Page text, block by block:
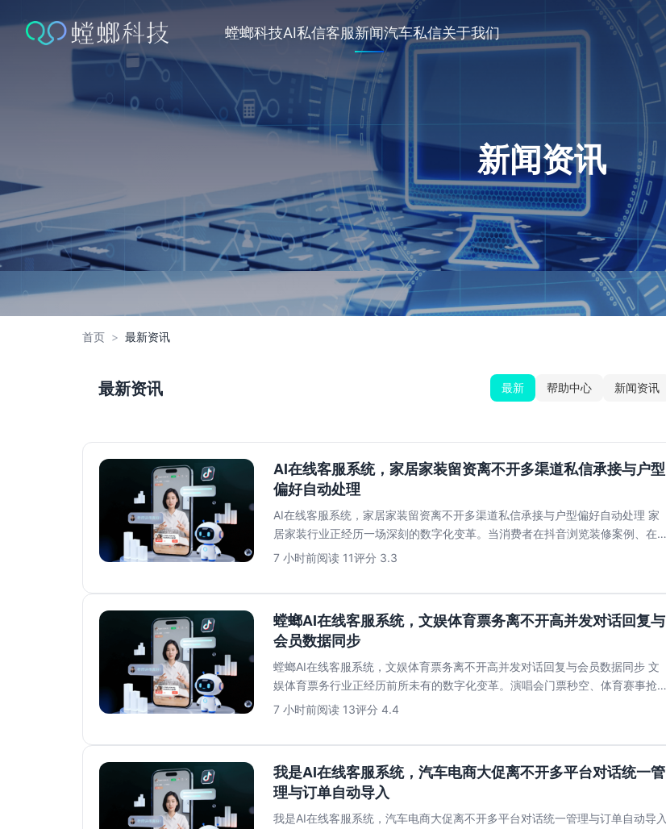
转
螳螂科技AI私信客服新闻汽车私信关于我们
新闻资讯
首页 > 最新资讯
最新资讯 最新 帮助中心 新闻资讯
AI在线客服系统，家居家装留资离不开多渠道私信承接与户型
偏好自动处理
AI在线客服系统，家居家装留资离不开多渠道私信承接与户型偏好自动处理 家
居家装行业正经历一场深刻的数字化变革。当消费者在抖音浏览装修案例、在小
红书收藏家居灵感、...
7 小时前阅读 11评分 3.3
螳螂AI在线客服系统，文娱体育票务离不开高并发对话回复与
会员数据同步
螳螂AI在线客服系统，文娱体育票务离不开高并发对话回复与会员数据同步 文
娱体育票务行业正经历前所未有的数字化变革。演唱会门票秒空、体育赛事抢票
大战、热门剧目一票...
7 小时前阅读 13评分 4.4
我是AI在线客服系统，汽车电商大促离不开多平台对话统一管
理与订单自动导入
我是AI在线客服系统，汽车电商大促离不开多平台对话统一管理与订单自动导入